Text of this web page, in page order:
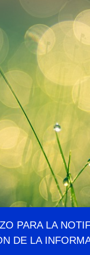
PARA LA
DE LA